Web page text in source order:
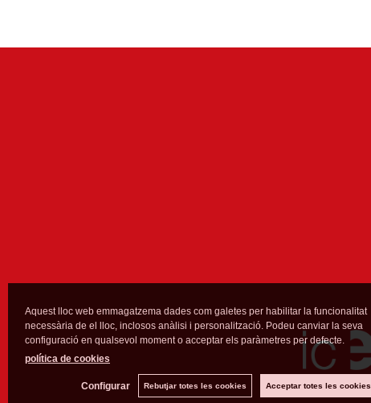
Aquest lloc web emmagatzema dades com galetes per habilitar la funcionalitat
necessària de el lloc, inclosos anàlisi i personalització. Podeu canviar la seva
configuració en qualsevol moment o acceptar els paràmetres per defecte.
política de cookies
Configurar Rebutjar totes les cookies Acceptar totes les cookies